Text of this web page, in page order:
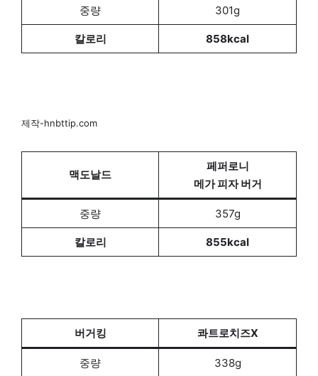
중량 301g
칼로리 858kcal
제작-hnbttip.com
맥도날드
페퍼로니
메가 피자 버거
중량 357g
칼로리 855kcal
버거킹 콰트로치즈X
중량 338g